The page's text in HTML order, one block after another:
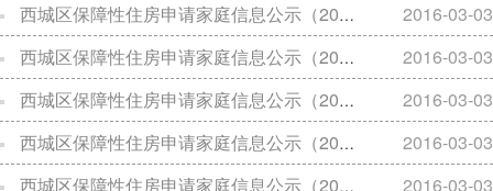
西城区保障性住房申请家庭信息公示（2015年2月27日）
2016-03-03
西城区保障性住房申请家庭信息公示（2015年4月30日）
2016-03-03
西城区保障性住房申请家庭信息公示（2015年5月8日）
2016-03-03
西城区保障性住房申请家庭信息公示（2014年08月22日）
2016-03-03
西城区保障性住房申请家庭信息公示（2014年09月05日）
2016-03-03